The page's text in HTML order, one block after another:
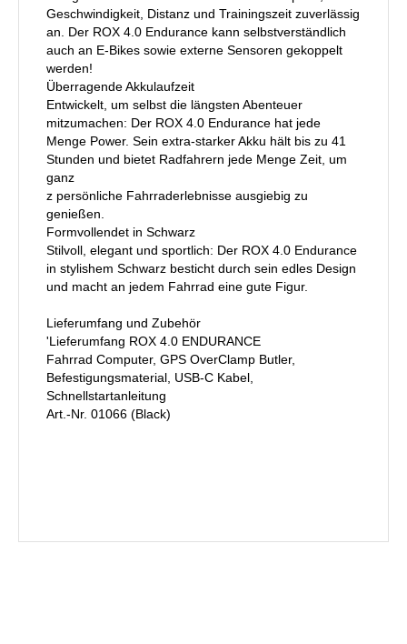
Geschwindigkeit, Distanz und Trainingszeit zuverlässig
an. Der ROX 4.0 Endurance kann selbstverständlich
auch an E-Bikes sowie externe Sensoren gekoppelt
werden!
Überragende Akkulaufzeit
Entwickelt, um selbst die längsten Abenteuer
mitzumachen: Der ROX 4.0 Endurance hat jede
Menge Power. Sein extra-starker Akku hält bis zu 41
Stunden und bietet Radfahrern jede Menge Zeit, um
ganz
z persönliche Fahrraderlebnisse ausgiebig zu
genießen.
Formvollendet in Schwarz
Stilvoll, elegant und sportlich: Der ROX 4.0 Endurance
in stylishem Schwarz besticht durch sein edles Design
und macht an jedem Fahrrad eine gute Figur.
Lieferumfang und Zubehör
'Lieferumfang ROX 4.0 ENDURANCE
Fahrrad Computer, GPS OverClamp Butler,
Befestigungsmaterial, USB-C Kabel,
Schnellstartanleitung
Art.-Nr. 01066 (Black)